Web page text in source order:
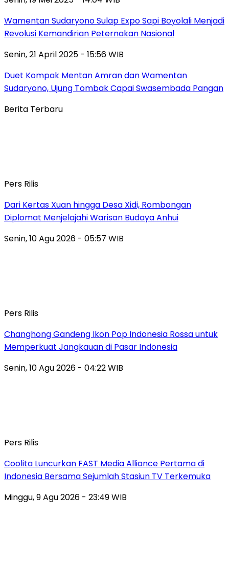
Wamentan Sudaryono Sulap Expo Sapi Boyolali Menjadi
Revolusi Kemandirian Peternakan Nasional
Senin, 21 April 2025 - 15:56 WIB
Duet Kompak Mentan Amran dan Wamentan
Sudaryono, Ujung Tombak Capai Swasembada Pangan
Berita Terbaru
Pers Rilis
Dari Kertas Xuan hingga Desa Xidi, Rombongan
Diplomat Menjelajahi Warisan Budaya Anhui
Senin, 10 Agu 2026 - 05:57 WIB
Pers Rilis
Changhong Gandeng Ikon Pop Indonesia Rossa untuk
Memperkuat Jangkauan di Pasar Indonesia
Senin, 10 Agu 2026 - 04:22 WIB
Pers Rilis
Coolita Luncurkan FAST Media Alliance Pertama di
Indonesia Bersama Sejumlah Stasiun TV Terkemuka
Minggu, 9 Agu 2026 - 23:49 WIB